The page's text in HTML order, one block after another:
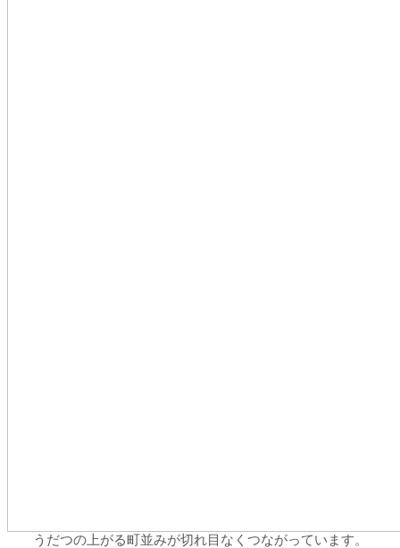
うだつの上がる町並みが切れ目なくつながっています。